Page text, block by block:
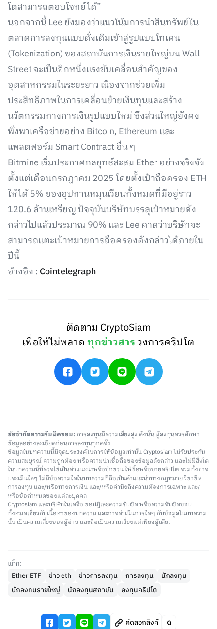
โตสามารถตอบโจทย์ได้”
นอกจากนี้ Lee ยังมองว่าแนวโน้มการนำสินทรัพย์ใน
ตลาดการลงทุนแบบดั่งเดิมเข้าสู่รูปแบบโทเคน
(Tokenization) ของสถาบันการเงินรายใหญ่บน Wall
Street จะเป็นอีกหนึ่งแรงขับเคลื่อนสำคัญของ
อุตสาหกรรมในระยะยาว เนื่องจากช่วยเพิ่ม
ประสิทธิภาพในการเคลื่อนย้ายเงินทุนและสร้าง
นวัตกรรมทางการเงินรูปแบบใหม่ ซึ่งส่วนใหญ่ยังคง
พึ่งพาเครือข่ายอย่าง Bitcoin, Ethereum และ
แพลตฟอร์ม Smart Contract อื่น ๆ
Bitmine เริ่มประกาศกลยุทธ์สะสม Ether อย่างจริงจัง
ตั้งแต่เดือนกรกฎาคม 2025 โดยตั้งเป้าถือครอง ETH
ให้ได้ 5% ของอุปทานหมุนเวียนทั้งหมดที่มีอยู่ราว
120.6 ล้านเหรียญ ปัจจุบันบริษัทบรรลุเป้าหมายดัง
กล่าวไปแล้วประมาณ 90% และ Lee คาดว่าบริษัทจะ
สามารถแตะเป้าหมายการถือครองดังกล่าวได้ภายใน
ปีนี้
อ้างอิง : Cointelegraph
ติดตาม CryptoSiam
เพื่อให้ไม่พลาดทุกข่าวสารวงการคริปโต
ข้อจำกัดความรับผิดชอบ: การลงทุนมีความเสี่ยงสูง ดังนั้น ผู้ลงทุนควรศึกษา
ข้อมูลอย่างละเอียดก่อนการลงทุนทุกครั้ง
ข้อมูลในบทความนี้มีจุดประสงค์ในการให้ข้อมูลเท่านั้น Cryptosiam ไม่รับประกัน
ความสมบูรณ์ ความถูกต้อง หรือความน่าเชื่อถือของข้อมูลดังกล่าว และไม่มีสิ่งใด
ในบทความนี้ที่ควรใช้เป็นคำแนะนำหรือชักชวน ให้ซื้อหรือขายคริปโต รวมทั้งการ
ประเมินใดๆ ไม่มีข้อความใดในบทความที่ถือเป็นคำแนะนำทางกฎหมาย วิชาชีพ
การลงทุน และ/หรือทางการเงิน และ/หรือคำนึงถึงความต้องการเฉพาะ และ/
หรือข้อกำหนดของแต่ละบุคคล
Cryptosiam และบริษัทในเครือ ขอปฏิเสธความรับผิด หรือความรับผิดชอบ
ทั้งหมดเกี่ยวกับเนื้อหาของบทความ และการดำเนินการใดๆ กับข้อมูลในบทความ
นั้น เป็นความเสี่ยงของผู้อ่าน และถือเป็นความเสี่ยงแต่เพียงผู้เดียว
แท็ก:
Ether ETF
ข่าว eth ข่าวการลงทุน การลงทุน
นักลงทุน
นักลงทุนรายใหญ่
นักลงทุนสถาบัน ลงทุนคริปโต
คัดลอกลิงค์